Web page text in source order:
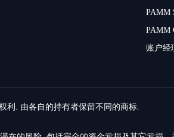
PAMM
PAMM
账户经
利. 由各自的持有者保留不同的商标.